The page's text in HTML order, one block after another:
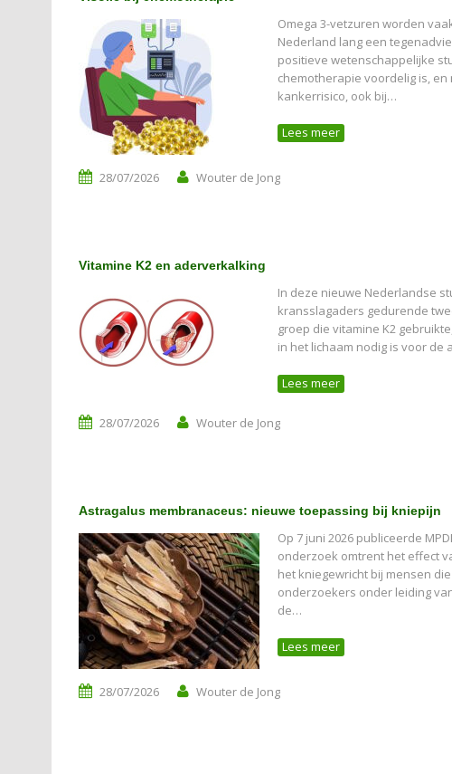
Omega 3-vetzuren worden
Nederland lang een
positieve wetenschappelijke
chemotherapie voordelig is,
kankerrisico, ook bij…
Lees meer
28/07/2026 Wouter de Jong
Vitamine K2 en aderverkalking
In deze nieuwe Nederlandse
kransslagaders gedurende
groep die vitamine K2
in het lichaam nodig is voor de
Lees meer
28/07/2026 Wouter de Jong
Astragalus membranaceus: nieuwe toepassing bij kniepijn
Op 7 juni 2026 publiceerde
onderzoek omtrent het effect
het kniegewricht bij mensen
onderzoekers onder leiding
de…
Lees meer
28/07/2026 Wouter de Jong